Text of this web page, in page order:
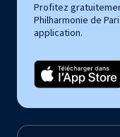
Profitez
Philharmonie de
application.